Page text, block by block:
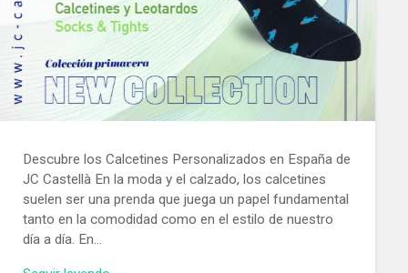
Descubre los Calcetines Personalizados en España de
JC Castellà En la moda y el calzado, los calcetines
suelen ser una prenda que juega un papel fundamental
tanto en la comodidad como en el estilo de nuestro
día a día. En…